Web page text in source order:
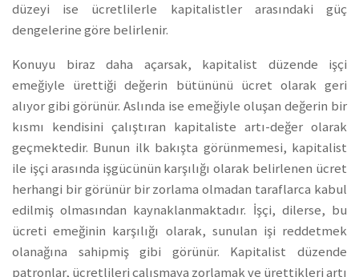
düzeyi ise ücretlilerle kapitalistler arasındaki güç
dengelerine göre belirlenir.
Konuyu biraz daha açarsak, kapitalist düzende işçi
emeğiyle ürettiği değerin bütününü ücret olarak geri
alıyor gibi görünür. Aslında ise emeğiyle oluşan değerin bir
kısmı kendisini çalıştıran kapitaliste artı-değer olarak
geçmektedir. Bunun ilk bakışta görünmemesi, kapitalist
ile işçi arasında işgücünün karşılığı olarak belirlenen ücret
herhangi bir görünür bir zorlama olmadan taraflarca kabul
edilmiş olmasından kaynaklanmaktadır. İşçi, dilerse, bu
ücreti emeğinin karşılığı olarak, sunulan işi reddetmek
olanağına sahipmiş gibi görünür. Kapitalist düzende
patronlar, ücretlileri çalışmaya zorlamak ve ürettikleri artı